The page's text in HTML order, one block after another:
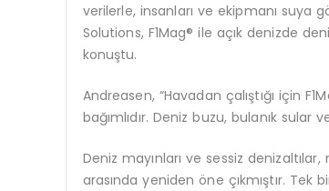
verilerle, insanları ve ekipmanı suya
Solutions, F1Mag® ile açık denizde
konuştu.
Andreasen, “Havadan çalıştığı için
bağımlıdır. Deniz buzu, bulanık
Deniz mayınları ve sessiz
arasında yeniden öne çıkmıştır.